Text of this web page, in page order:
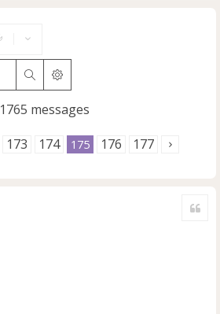
RechercherRecherche avancée
1765 messages
173 174 175 176 177